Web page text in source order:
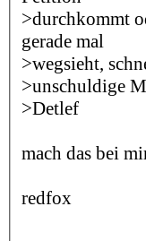
>durchkommt
gerade mal
>wegsieht,
>unschuldige
>Detlef
mach das bei
redfox